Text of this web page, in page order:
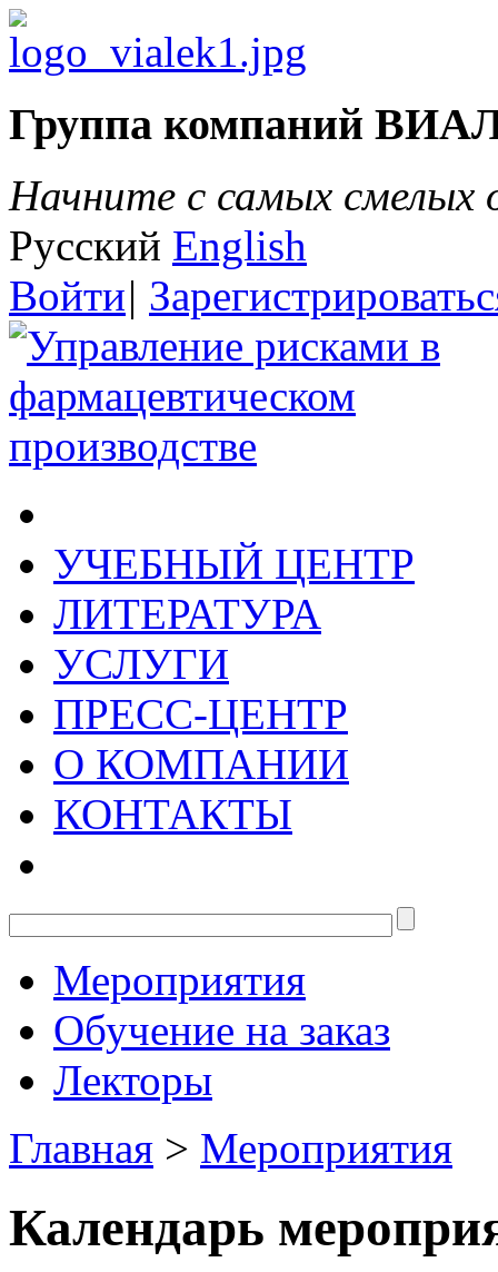
Группа компаний
Начните с самых
Русский English
Войти|
УЧЕБНЫЙ ЦЕНТР
ЛИТЕРАТУРА
УСЛУГИ
ПРЕСС-ЦЕНТР
О КОМПАНИИ
КОНТАКТЫ
Мероприятия
Обучение на заказ
Лекторы
Главная > Мероприятия
Календарь